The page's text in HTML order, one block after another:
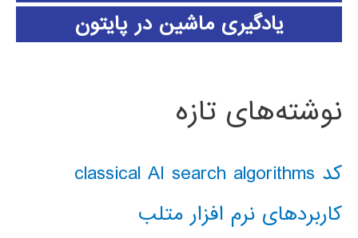
یادگیری ماشین در پایتون
نوشته‌های تازه
کد classical AI search algorithms
کاربردهای نرم افزار متلب